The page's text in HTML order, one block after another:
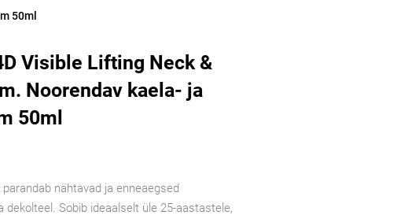
50ml
Visible Lifting Neck &
Noorendav kaela- ja
50ml
nähtavad ja enneaegsed
dekolteel. Sobib ideaalselt üle 25-aastastele,